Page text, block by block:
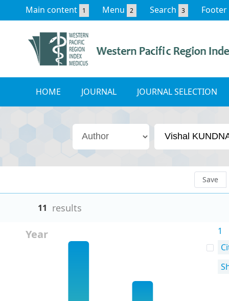
Main content 1 Menu 2 Search 3 Footer
HOME JOURNAL JOURNAL SELECTION
Save
11 results
Year
1